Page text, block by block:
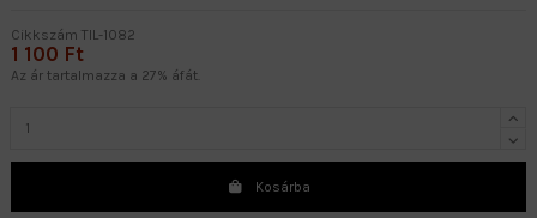
Cikkszám TIL-1082
1 100 Ft
Az ár tartalmazza a 27% áfát.
Kosárba